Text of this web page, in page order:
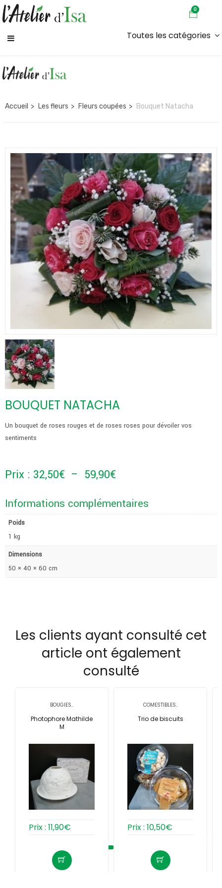
0
Toutes les catégories
Accueil Les fleurs Fleurs coupées Bouquet Natacha
BOUQUET NATACHA
Un bouquet de roses rouges et de roses roses pour dévoiler vos
sentiments
Prix : 32,50€ – 59,90€
de
prix :
Informations complémentaires
Poids
1 kg
Dimensions
50 × 40 × 60 cm
Les clients ayant consulté cet
article ont également
consulté
BOUGIES..
Photophore Mathilde
M
Prix : 11,90€
COMESTIBLES..
Trio de biscuits
Prix : 10,50€